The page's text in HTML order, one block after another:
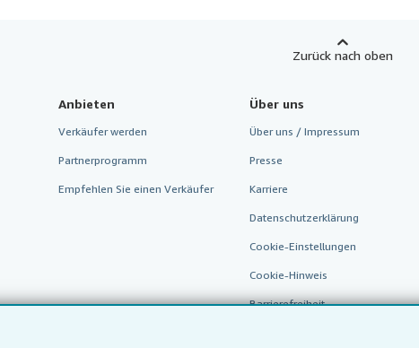
Zurück nach oben
Anbieten
Verkäufer werden
Partnerprogramm
Empfehlen Sie einen Verkäufer
Über uns
Über uns / Impressum
Presse
Karriere
Datenschutzerklärung
Cookie-Einstellungen
Cookie-Hinweis
Barrierefreiheit